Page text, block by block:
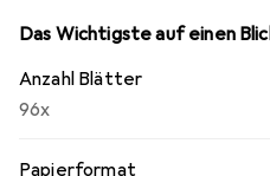
Das Wichtigste auf einen
Anzahl Blätter
96x
Papierformat